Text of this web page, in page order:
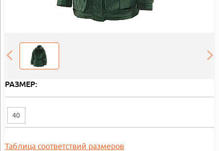
РАЗМЕР:
40
Таблица соответствий размеров